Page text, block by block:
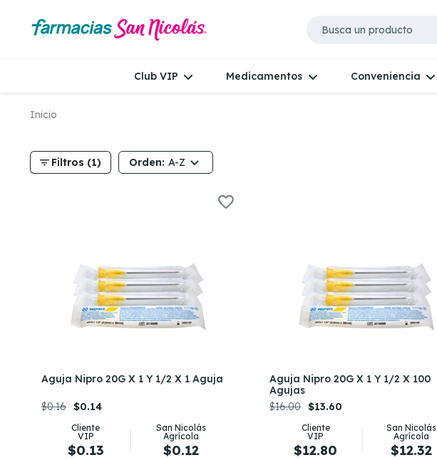
Club VIP Medicamentos Conveniencia
Inicio
filter_list Filtros (1) Orden: A-Z
Aguja Nipro 20G X 1 Y 1/2 X 1 Aguja
$0.16 $0.14
Cliente
VIP
$0.13
San Nicolás
Agrícola
$0.12
Aguja Nipro 20G X 1 Y 1/2 X 100
Agujas
$16.00 $13.60
Cliente
VIP
$12.80
San Nicolás
Agrícola
$12.32